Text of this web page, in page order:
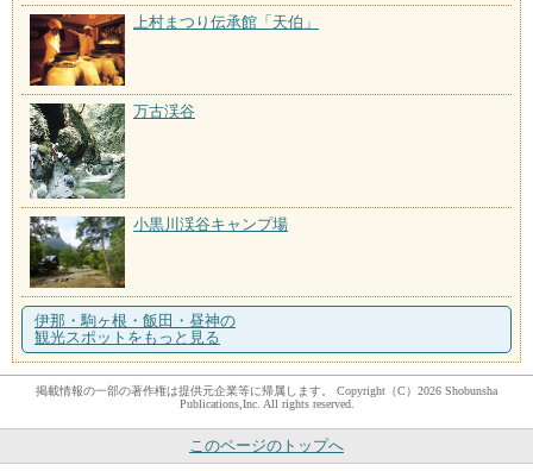
上村まつり伝承館「天伯」
万古渓谷
小黒川渓谷キャンプ場
伊那・駒ヶ根・飯田・昼神の
観光スポットをもっと見る
掲載情報の一部の著作権は提供元企業等に帰属します。 Copyright（C）2026 Shobunsha
Publications,Inc. All rights reserved.
このページのトップへ